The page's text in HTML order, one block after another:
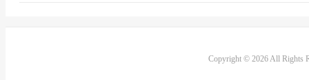
Copyright © 2026 All Rights